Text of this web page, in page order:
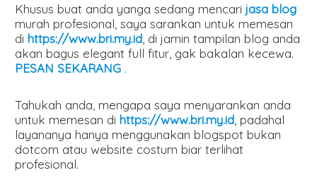
Khusus buat anda yanga sedang mencarijasa blog
murah profesional, saya sarankan untuk memesan
dihttps://www.bri.my.id , di jamin tampilan blog anda
akan bagus elegant full fitur, gak bakalan kecewa.
PESAN SEKARANG .
Tahukah anda, mengapa saya menyarankan anda
untuk memesan dihttps://www.bri.my.id , padahal
layananya hanya menggunakan blogspot bukan
dotcom atau website costum biar terlihat
profesional.